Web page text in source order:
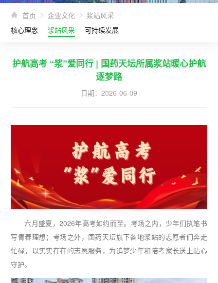
首页 企业文化
浆站风采
核心理念
浆站风采 可持续发展
护航高考 “浆”爱同行 | 国药天坛所属浆站暖心护航
逐梦路
日期： 2026-06-09
六月盛夏，2026年高考如约而至。考场之内，少年们执笔书
写青春理想；考场之外，国药天坛旗下各地浆站的志愿者们奔走
忙碌，以实实在在的志愿服务，为追梦少年和陪考家长送上贴心
守护。